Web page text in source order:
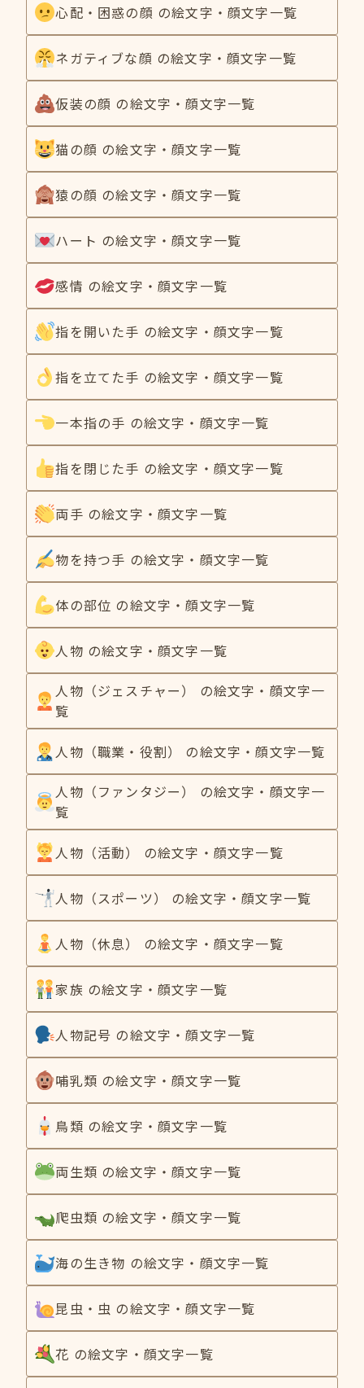
心配・困惑の顔 の絵文字・顔文字一覧
ネガティブな顔 の絵文字・顔文字一覧
仮装の顔 の絵文字・顔文字一覧
猫の顔 の絵文字・顔文字一覧
猿の顔 の絵文字・顔文字一覧
ハート の絵文字・顔文字一覧
感情 の絵文字・顔文字一覧
指を開いた手 の絵文字・顔文字一覧
指を立てた手 の絵文字・顔文字一覧
一本指の手 の絵文字・顔文字一覧
指を閉じた手 の絵文字・顔文字一覧
両手 の絵文字・顔文字一覧
物を持つ手 の絵文字・顔文字一覧
体の部位 の絵文字・顔文字一覧
人物 の絵文字・顔文字一覧
人物（ジェスチャー） の絵文字・顔文字一
覧
人物（職業・役割） の絵文字・顔文字一覧
人物（ファンタジー） の絵文字・顔文字一
覧
人物（活動） の絵文字・顔文字一覧
人物（スポーツ） の絵文字・顔文字一覧
人物（休息） の絵文字・顔文字一覧
家族 の絵文字・顔文字一覧
人物記号 の絵文字・顔文字一覧
哺乳類 の絵文字・顔文字一覧
鳥類 の絵文字・顔文字一覧
両生類 の絵文字・顔文字一覧
爬虫類 の絵文字・顔文字一覧
海の生き物 の絵文字・顔文字一覧
昆虫・虫 の絵文字・顔文字一覧
花 の絵文字・顔文字一覧